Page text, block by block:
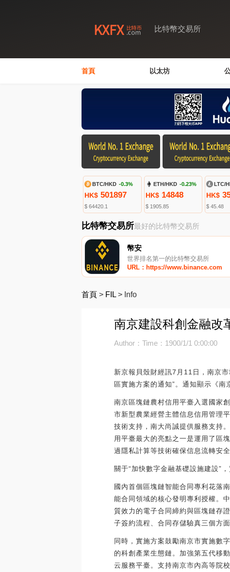
比特幣交易所
首頁 以太坊
BTC/HKD -0.3%
HK$ 501897
$ 64420.1
ETH/HKD -0.23%
HK$14848
$ 1905.85
LTC/
HK$
$ 45.48
比特幣交易所最好的比特幣交易所
幣安
世界排名第一的比特幣交易所
URL：https://www.binance.com
首頁 > FIL > Info
南京建設科創金融改
Author：Time：1900/1/1 0:00:00
新京報貝殼財經訊7月11日，南京
區實施方案的通知”。通知顯示《
南京區塊鏈農村信用平臺入選國家
市新型農業經營主體信息信用管理
技術支持，南大尚誠提供服務支持
用平臺最大的亮點之一是運用了區
過隱私計算等技術確保信息流轉安
關于“加快數字金融基礎設施建設”
國內首個區塊鏈智能合同專利花落
能合同領域的核心發明專利授權。
質效力的電子合同締約與區塊鏈存
子簽約流程、合同存儲驗真三個方
同時，實施方案鼓勵南京市實施數
的科創產業生態鏈。加強第五代移
云服務平臺。支持南京市內高等院